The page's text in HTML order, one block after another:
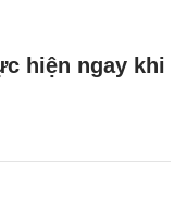
hiện ngay khi